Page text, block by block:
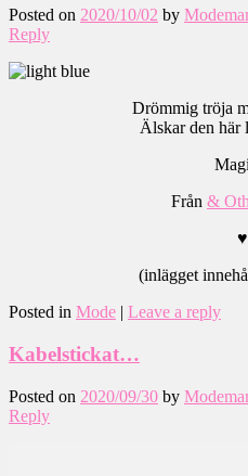
Posted on 2020/10/02 by
Reply
Drömmig tröja
Älskar den här
Från &
♥
(inlägget
Posted in Mode | Leave a reply
Kabelstickat…
Posted on 2020/09/30 by
Reply